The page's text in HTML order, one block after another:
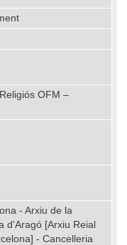
OFM –
- Arxiu de la
d'Aragó [Arxiu Reial
- Cancelleria